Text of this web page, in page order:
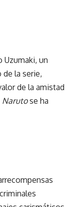
un
de la serie,
de la amistad
Narutose ha